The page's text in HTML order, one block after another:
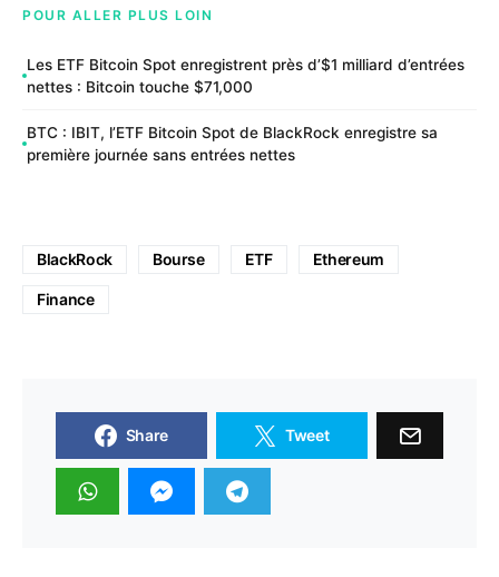
POUR ALLER PLUS LOIN
Les ETF Bitcoin Spot enregistrent près d’$1 milliard d’entrées
nettes : Bitcoin touche $71,000
BTC : IBIT, l’ETF Bitcoin Spot de BlackRock enregistre sa
première journée sans entrées nettes
BlackRock Bourse ETF Ethereum
Finance
Share Tweet